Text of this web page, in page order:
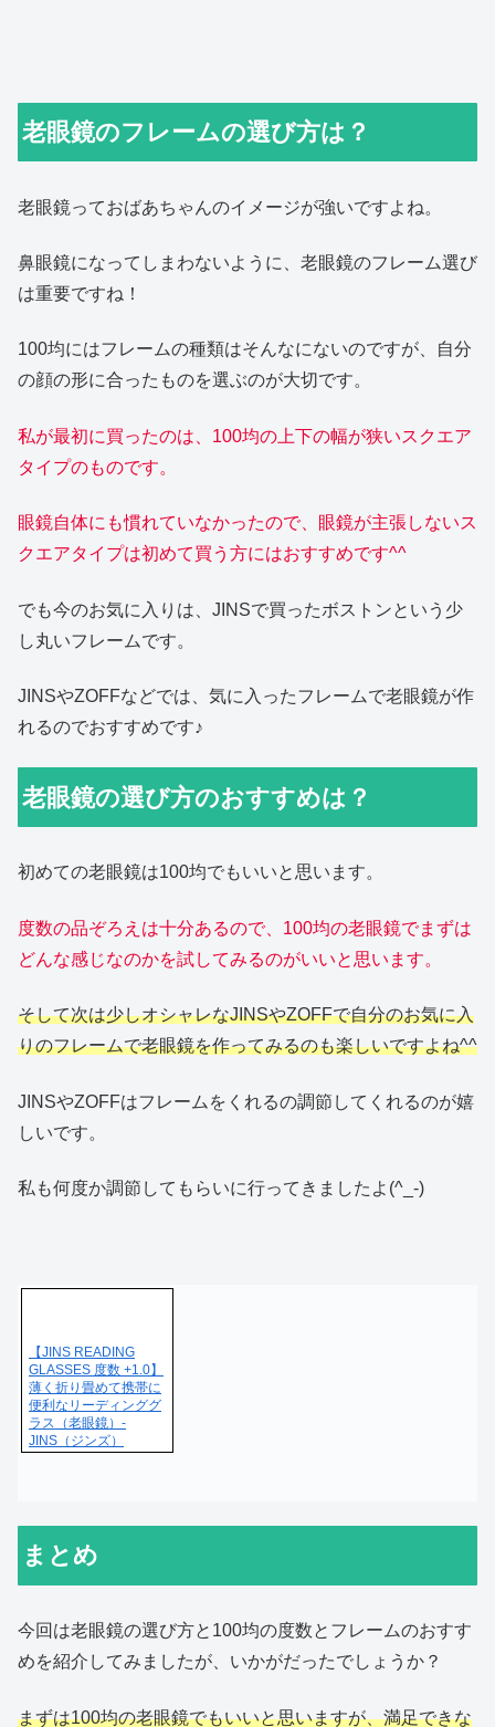
老眼鏡のフレームの選び方は？
老眼鏡っておばあちゃんのイメージが強いですよね。
鼻眼鏡になってしまわないように、老眼鏡のフレーム選び
は重要ですね！
100均にはフレームの種類はそんなにないのですが、自分
の顔の形に合ったものを選ぶのが大切です。
私が最初に買ったのは、100均の上下の幅が狭いスクエア
タイプのものです。
眼鏡自体にも慣れていなかったので、眼鏡が主張しないス
クエアタイプは初めて買う方にはおすすめです^^
でも今のお気に入りは、JINSで買ったボストンという少
し丸いフレームです。
JINSやZOFFなどでは、気に入ったフレームで老眼鏡が作
れるのでおすすめです♪
老眼鏡の選び方のおすすめは？
初めての老眼鏡は100均でもいいと思います。
度数の品ぞろえは十分あるので、100均の老眼鏡でまずは
どんな感じなのかを試してみるのがいいと思います。
そして次は少しオシャレなJINSやZOFFで自分のお気に入
りのフレームで老眼鏡を作ってみるのも楽しいですよね^^
JINSやZOFFはフレームをくれるの調節してくれるのが嬉
しいです。
私も何度か調節してもらいに行ってきましたよ(^_-)
【JINS READING
GLASSES 度数 +1.0】
薄く折り畳めて携帯に
便利なリーディンググ
ラス（老眼鏡）-
JINS（ジンズ）
まとめ
今回は老眼鏡の選び方と100均の度数とフレームのおすす
めを紹介してみましたが、いかがだったでしょうか？
まずは100均の老眼鏡でもいいと思いますが、満足できな